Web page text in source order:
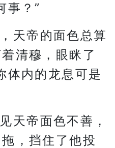
事？”
天帝的面色总算
清穆，眼眯了
体内的龙息可是
天帝面色不善，
，挡住了他投